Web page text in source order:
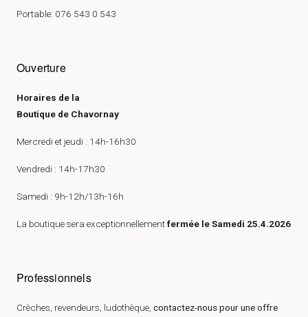
Portable: 076 543 0 543
Ouverture
Horaires de la
Boutique de Chavornay
Mercredi et jeudi : 14h-16h30
Vendredi : 14h-17h30
Samedi : 9h-12h/13h-16h
La boutique sera exceptionnellementfermée le Samedi 25.4.2026
Professionnels
Crèches, revendeurs, ludothèque, contactez-nous pour une offre